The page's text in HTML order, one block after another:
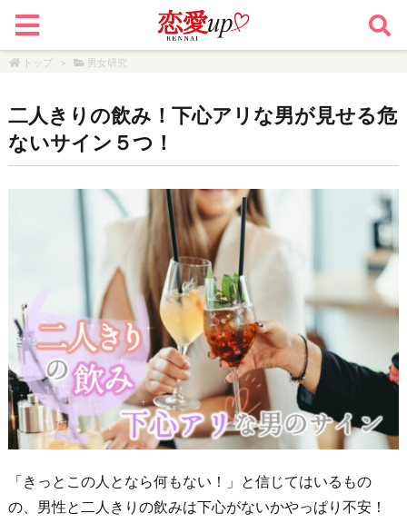
トップ > 男女研究
二人きりの飲み！下心アリな男が見せる危
ないサイン５つ！
「きっとこの人となら何もない！」と信じてはいるもの
の、男性と二人きりの飲みは下心がないかやっぱり不安！